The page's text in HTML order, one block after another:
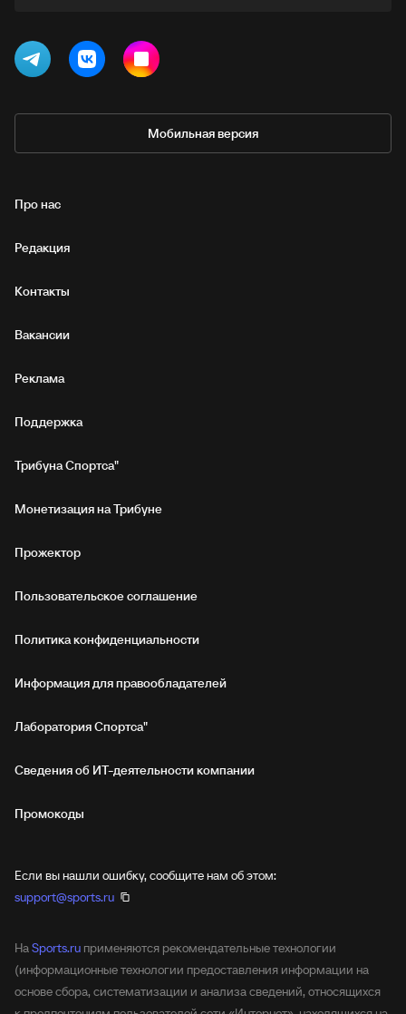
Мобильная версия
Про нас
Редакция
Контакты
Вакансии
Реклама
Поддержка
Трибуна Спортса"
Монетизация на Трибуне
Прожектор
Пользовательское соглашение
Политика конфиденциальности
Информация для правообладателей
Лаборатория Спортса"
Сведения об ИТ‑деятельности компании
Промокоды
Если вы нашли ошибку, сообщите нам об этом:
support@sports.ru
НаSports.ru применяются рекомендательные технологии
(информационные технологии предоставления информации на
основе сбора, систематизации и анализа сведений, относящихся